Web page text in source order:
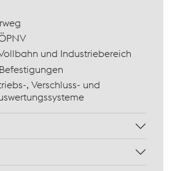
und Industriebereich
, Verschluss- und